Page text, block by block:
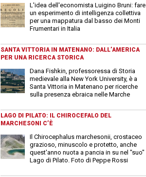
L'idea dell'economista Luigino Bruni: fare
un esperimento di intelligenza collettiva
per una mappatura dal basso dei Monti
Frumentari in Italia
SANTA VITTORIA IN MATENANO: DALL’AMERICA
PER UNA RICERCA STORICA
Dana Fishkin, professoressa di Storia
medievale alla New York University, è a
Santa Vittoria in Matenano per ricerche
sulla presenza ebraica nelle Marche
LAGO DI PILATO: IL CHIROCEFALO DEL
MARCHESONI C’È
Il Chirocephalus marchesonii, crostaceo
grazioso, minuscolo e protetto, anche
quest'anno nuota a pancia in su nel "suo"
Lago di Pilato. Foto di Peppe Rossi